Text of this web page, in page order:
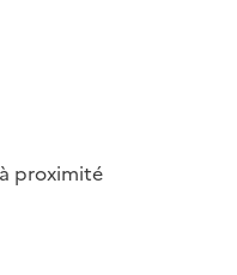
proximité